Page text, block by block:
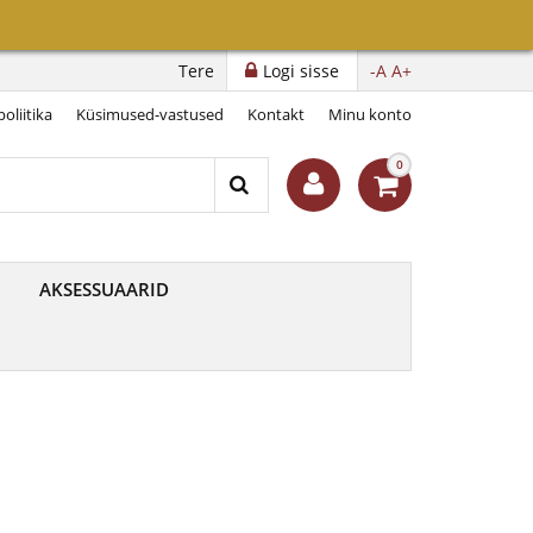
-A A+
Logi sisse
Tere
Küsimused-vastused Kontakt Minu konto
0
AKSESSUAARID